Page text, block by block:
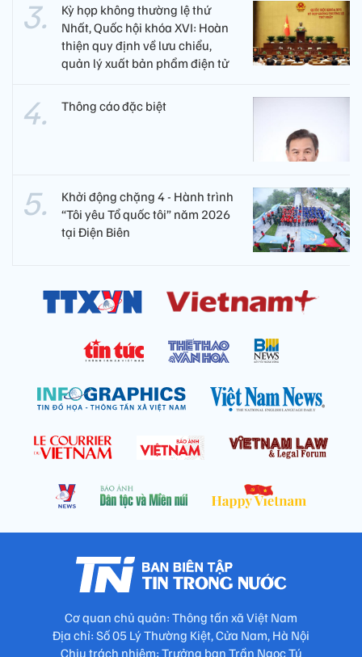
Kỳ họp không thường lệ thứ
Nhất, Quốc hội khóa XVI: Hoàn
thiện quy định về lưu chiểu,
quản lý xuất bản phẩm điện tử
Thông cáo đặc biệt
Khởi động chặng 4 - Hành trình
“Tôi yêu Tổ quốc tôi” năm 2026
tại Điện Biên
Cơ quan chủ quản: Thông tấn xã Việt Nam
Địa chỉ: Số 05 Lý Thường Kiệt, Cửa Nam, Hà Nội
Chịu trách nhiệm: Trưởng ban Trần Ngọc Tú